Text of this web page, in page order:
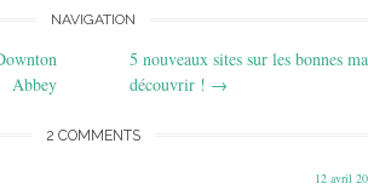
NAVIGATION
Abbey
5 nouveaux sites sur les bonnes
découvrir ! →
2 COMMENTS
12 avril